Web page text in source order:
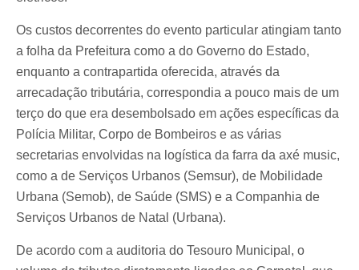
Os custos decorrentes do evento particular atingiam tanto
a folha da Prefeitura como a do Governo do Estado,
enquanto a contrapartida oferecida, através da
arrecadação tributária, correspondia a pouco mais de um
terço do que era desembolsado em ações específicas da
Polícia Militar, Corpo de Bombeiros e as várias
secretarias envolvidas na logística da farra da axé music,
como a de Serviços Urbanos (Semsur), de Mobilidade
Urbana (Semob), de Saúde (SMS) e a Companhia de
Serviços Urbanos de Natal (Urbana).
De acordo com a auditoria do Tesouro Municipal, o